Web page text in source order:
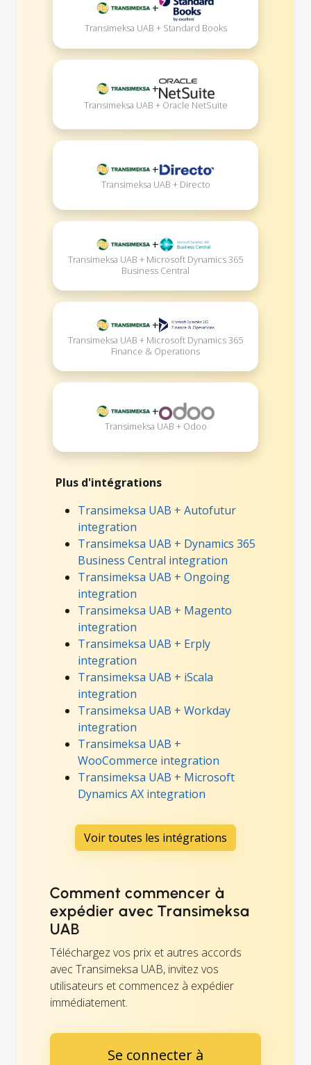
+
Transimeksa UAB + Standard Books
+
Transimeksa UAB + Oracle NetSuite
+
Transimeksa UAB + Directo
+
Transimeksa UAB + Microsoft Dynamics 365
Business Central
+
Transimeksa UAB + Microsoft Dynamics 365
Finance & Operations
+
Transimeksa UAB + Odoo
Plus d'intégrations
Transimeksa UAB + Autofutur
integration
Transimeksa UAB + Dynamics 365
Business Central integration
Transimeksa UAB + Ongoing
integration
Transimeksa UAB + Magento
integration
Transimeksa UAB + Erply
integration
Transimeksa UAB + iScala
integration
Transimeksa UAB + Workday
integration
Transimeksa UAB +
WooCommerce integration
Transimeksa UAB + Microsoft
Dynamics AX integration
Voir toutes les intégrations
Comment commencer à
expédier avec Transimeksa
UAB
Téléchargez vos prix et autres accords
avec Transimeksa UAB, invitez vos
utilisateurs et commencez à expédier
immédiatement.
Se connecter à